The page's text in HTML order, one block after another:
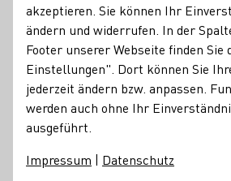
Fünf der zwölf Anwärterinnen auf die
haben in der Vorentscheidung in
Einzug ins Finale geschafft. Heute
die 75. Deutsche Weinkönigin wird.
Pressemeldungen
akzeptieren. Sie können Ihr
ändern und widerrufen. In der
Footer unserer Webseite finden Sie
Einstellungen". Dort können Sie
jederzeit ändern bzw. anpassen.
werden auch ohne Ihr
ausgeführt.
Impressum | Datenschutz